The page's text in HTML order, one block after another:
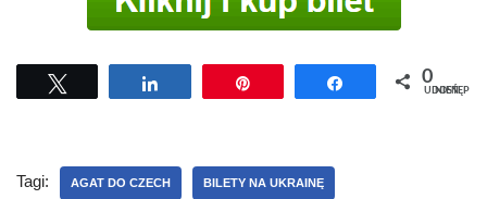
Udostępnij Udostępnij
0
UDOSTĘPNIEŃ
Tagi: AGAT DO CZECH BILETY NA UKRAINĘ